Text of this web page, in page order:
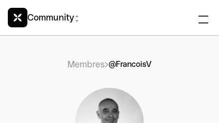
Community
Membres @FrancoisV